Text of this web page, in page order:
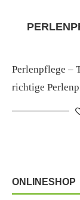
Perlenpflege –
richtige
ONLINESHOP